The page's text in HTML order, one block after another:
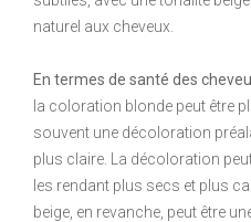
naturel aux cheveux.
En termes de santé des
la coloration blonde peut être
souvent une décoloration
plus claire. La décoloration
les rendant plus secs et plus
beige, en revanche, peut être